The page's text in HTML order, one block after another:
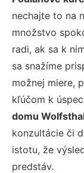
nechajte to na
množstvo
radi, ak sa k
sa snažíme
možnej miere,
kľúčom k
domu
konzultácie či
istotu, že
predstáv.